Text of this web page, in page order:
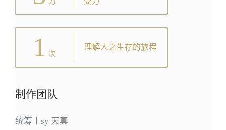
1 次
理解人之生存的旅程
制作团队
统筹丨sy 天真